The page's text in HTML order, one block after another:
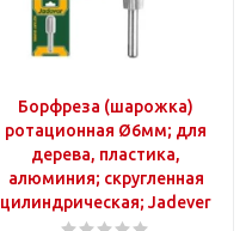
Борфреза (шарожка)
ротационная Ø6мм; для
дерева, пластика,
алюминия; скругленная
цилиндрическая; Jadever